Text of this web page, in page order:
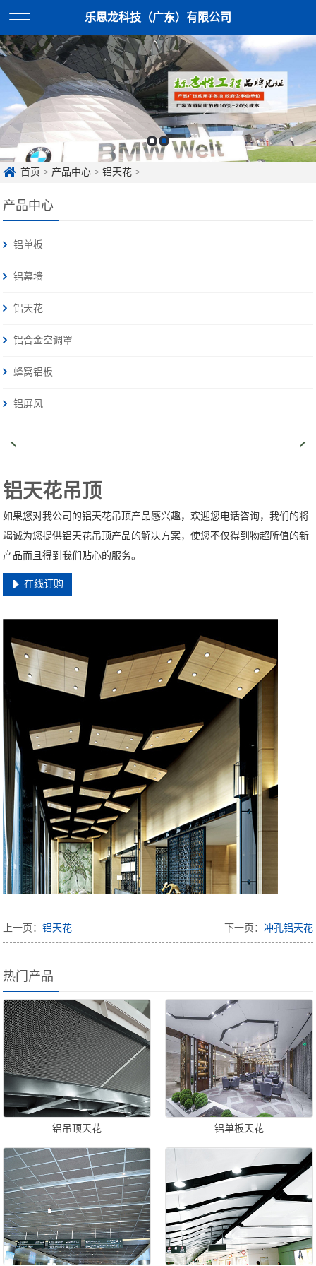
乐思龙科技（广东）有限公司
首页 > 产品中心 >铝天花 >
产品中心
铝单板
铝幕墙
铝天花
铝合金空调罩
蜂窝铝板
铝屏风
铝天花吊顶
如果您对我公司的铝天花吊顶产品感兴趣，欢迎您电话咨询，我们的将
竭诚为您提供铝天花吊顶产品的解决方案，使您不仅得到物超所值的新
产品而且得到我们贴心的服务。
在线订购
上一页：铝天花 下一页： 冲孔铝天花
热门产品
铝吊顶天花 铝单板天花